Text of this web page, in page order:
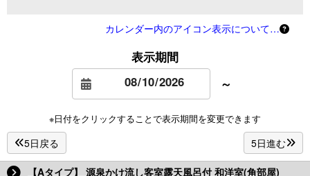
カレンダー内のアイコン表示について…
表示期間
～
※日付をクリックすることで表示期間を変更できます
5日戻る 5日進む
【Aタイプ】 源泉かけ流し客室露天風呂付 和洋室(角部屋)